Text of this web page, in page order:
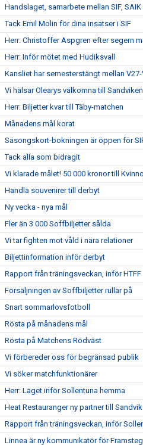
Handslaget, samarbete mellan SIF,
Tack Emil Molin för dina insatser i SIF
Herr: Christoffer Aspgren efter segern
Herr: Inför mötet med Hudiksvall
Kansliet har semesterstängt mellan V27-
Vi hälsar Olearys välkomna till Sandviken
Herr: Biljetter kvar till Täby-matchen
Månadens mål korat
Säsongskort-bokningen är öppen för
Tack alla som bidragit
Vi klarade målet! 50 000 kronor till
Handla souvenirer till derbyt
Ny vecka - nya mål
Fler än 3 000 Soffbiljetter sålda
Vi tar fighten mot våld i nära relationer
Biljettinformation inför derbyt
Rapport från träningsveckan, inför HTFF
Försäljningen av Soffbiljetter rullar på
Snart sommarlovsfotboll
Rösta på månadens mål
Rösta på Matchens Rödväst
Vi förbereder oss för begränsad publik
Vi söker matchfunktionärer
Herr: Läget inför Sollentuna hemma
Heat Restauranger ny partner till
Rapport från träningsveckan, inför
Linnea är ny kommunikatör för